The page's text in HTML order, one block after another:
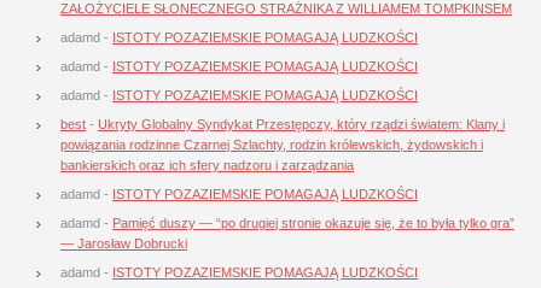
ZAŁOŻYCIELE SŁONECZNEGO STRAŻNIKA Z WILLIAMEM TOMPKINSEM
adamd - ISTOTY POZAZIEMSKIE POMAGAJĄ LUDZKOŚCI
adamd - ISTOTY POZAZIEMSKIE POMAGAJĄ LUDZKOŚCI
adamd - ISTOTY POZAZIEMSKIE POMAGAJĄ LUDZKOŚCI
best - Ukryty Globalny Syndykat Przestępczy, który rządzi światem: Klany i
powiązania rodzinne Czarnej Szlachty, rodzin królewskich, żydowskich i
bankierskich oraz ich sfery nadzoru i zarządzania
adamd - ISTOTY POZAZIEMSKIE POMAGAJĄ LUDZKOŚCI
adamd - Pamięć duszy — “po drugiej stronie okazuje się, że to była tylko gra”
— Jarosław Dobrucki
adamd - ISTOTY POZAZIEMSKIE POMAGAJĄ LUDZKOŚCI